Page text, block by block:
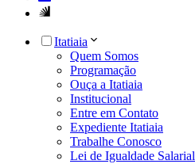
Itatiaia
Quem Somos
Programação
Ouça a Itatiaia
Institucional
Entre em Contato
Expediente Itatiaia
Trabalhe Conosco
Lei de Igualdade Salarial